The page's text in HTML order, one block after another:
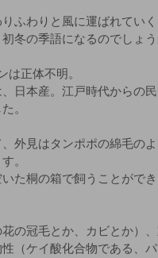
ふわりと風に運ばれていく
冬の季語になるのでしょう
正体不明。
日本産。江戸時代からの民
。
外見はタンポポの綿毛の
。
た桐の箱で飼うことができ
の冠毛とか、カビとか）
（ケイ酸化合物である、